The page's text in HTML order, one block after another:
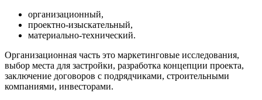
организационный,
проектно-изыскательный,
материально-технический.
Организационная часть это маркетинговые исследования,
выбор места для застройки, разработка концепции проекта,
заключение договоров с подрядчиками, строительными
компаниями, инвесторами.